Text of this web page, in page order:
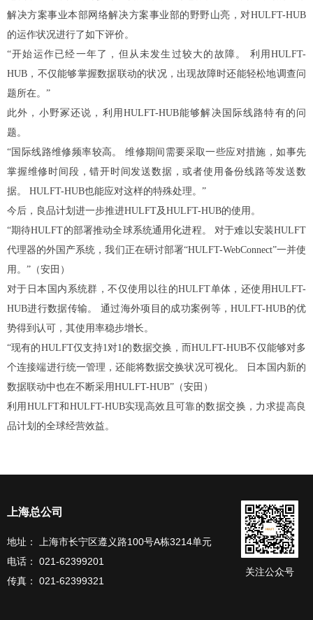
解决方案事业本部网络解决方案事业部的野野山亮，对HULFT-HUB
的运作状况进行了如下评价。
“开始运作已经一年了，但从未发生过较大的故障。 利用HULFT-
HUB，不仅能够掌握数据联动的状况，出现故障时还能轻松地调查问
题所在。”
此外，小野冢还说，利用HULFT-HUB能够解决国际线路特有的问
题。
“国际线路维修频率较高。 维修期间需要采取一些应对措施，如事先
掌握维修时间段，错开时间发送数据，或者使用备份线路等发送数
据。 HULFT-HUB也能应对这样的特殊处理。”
今后，良品计划进一步推进HULFT及HULFT-HUB的使用。
“期待HULFT的部署推动全球系统通用化进程。 对于难以安装HULFT
代理器的外国产系统，我们正在研讨部署“HULFT-WebConnect”一并使
用。”（安田）
对于日本国内系统群，不仅使用以往的HULFT单体，还使用HULFT-
HUB进行数据传输。 通过海外项目的成功案例等，HULFT-HUB的优
势得到认可，其使用率稳步增长。
“现有的HULFT仅支持1对1的数据交换，而HULFT-HUB不仅能够对多
个连接端进行统一管理，还能将数据交换状况可视化。 日本国内新的
数据联动中也在不断采用HULFT-HUB”（安田）
利用HULFT和HULFT-HUB实现高效且可靠的数据交换，力求提高良
品计划的全球经营效益。
关注公众号
上海总公司
地址： 上海市长宁区遵义路100号A栋3214单元
电话： 021-62399201
传真： 021-62399321